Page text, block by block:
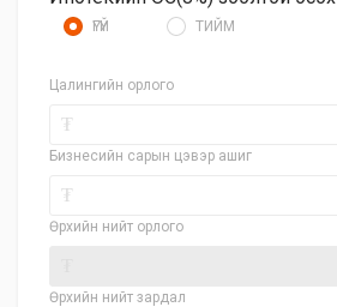
ҮГҮЙ ТИЙМ
Цалингийн орлого
₮
Бизнесийн сарын цэвэр ашиг
₮
Өрхийн нийт орлого
Өрхийн нийт зардал